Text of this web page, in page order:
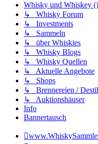
Whisky und Whiskey ()
↳ Whisky Forum
↳ Investments
↳ Sammeln
↳ über Whiskies
↳ Whisky Blogs
↳ Whisky Quellen
↳ Aktuelle Angebote
↳ Shops
↳ Brennereien /
↳ Auktionshäuser
Info
Bannertausch